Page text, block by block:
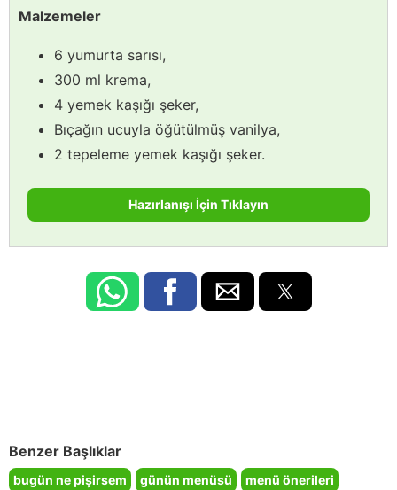
Malzemeler
6 yumurta sarısı,
300 ml krema,
4 yemek kaşığı şeker,
Bıçağın ucuyla öğütülmüş vanilya,
2 tepeleme yemek kaşığı şeker.
Hazırlanışı İçin Tıklayın
Benzer Başlıklar
bugün ne pişirsem günün menüsü
menü önerileri